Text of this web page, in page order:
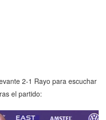
2-1 Rayo para escuchar
el partido: